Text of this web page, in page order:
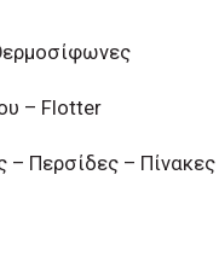
– Flotter
Περσίδες – Πίνακες